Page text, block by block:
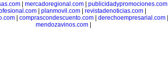
| mercadoregional.com| publicidadypromociones.com|
planmovil.com revistadenoticias.com
comprascondescuento.com derechoempresarial.com
mendozavinos.com